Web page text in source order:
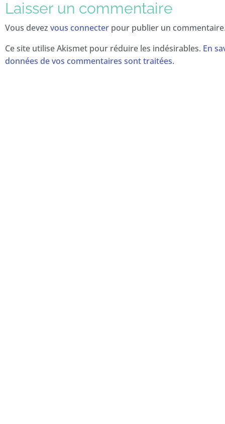
Laisser un commentaire
Vous devez vous connecter pour publier un
Ce site utilise Akismet pour réduire les indésirables. En
données de vos commentaires sont traitées.